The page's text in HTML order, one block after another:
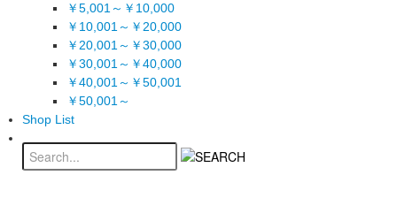
￥5,001～￥10,000
￥10,001～￥20,000
￥20,001～￥30,000
￥30,001～￥40,000
￥40,001～￥50,001
￥50,001～
Shop List